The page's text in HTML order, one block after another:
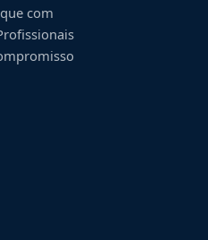
com